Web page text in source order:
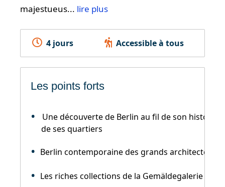
majestueus... lire plus
4 jours Accessible à tous
Les points forts
Une découverte de Berlin au fil de son histoire
de ses quartiers
Berlin contemporaine des grands architectes
Les riches collections de la Gemäldegalerie